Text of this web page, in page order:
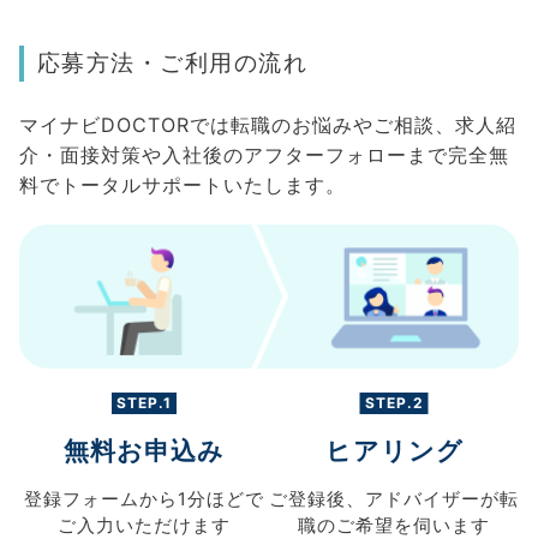
応募方法・ご利用の流れ
マイナビDOCTORでは転職のお悩みやご相談、求人紹
介・面接対策や入社後のアフターフォローまで完全無
料でトータルサポートいたします。
STEP.1
無料お申込み
登録フォームから 1分ほどで
ご入力 いただけます
STEP.2
ヒアリング
ご登録後、 アドバイザーが転
職のご希望を伺います